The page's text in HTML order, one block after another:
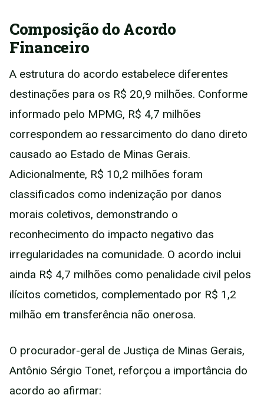
Composição do Acordo
Financeiro
A estrutura do acordo estabelece diferentes
destinações para os R$ 20,9 milhões. Conforme
informado pelo MPMG, R$ 4,7 milhões
correspondem ao ressarcimento do dano direto
causado ao Estado de Minas Gerais.
Adicionalmente, R$ 10,2 milhões foram
classificados como indenização por danos
morais coletivos, demonstrando o
reconhecimento do impacto negativo das
irregularidades na comunidade. O acordo inclui
ainda R$ 4,7 milhões como penalidade civil pelos
ilícitos cometidos, complementado por R$ 1,2
milhão em transferência não onerosa.
O procurador-geral de Justiça de Minas Gerais,
Antônio Sérgio Tonet, reforçou a importância do
acordo ao afirmar: